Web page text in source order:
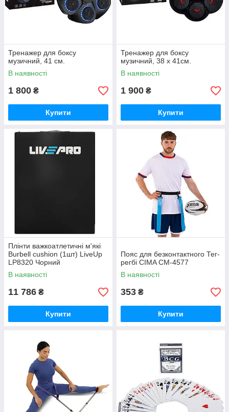
Тренажер для боксу
музичний, 41 см.
В наявності
1 800 ₴
Купити
Тренажер для боксу
музичний, 38 х 41см.
В наявності
1 900 ₴
Купити
Плінти важкоатлетичні м'які
Burbell cushion (1шт) LiveUp
LP8320 Чорний
В наявності
11 786 ₴
Купити
Пояс для безконтактного Тег-
регбі CIMA CM-4577
В наявності
353 ₴
Купити